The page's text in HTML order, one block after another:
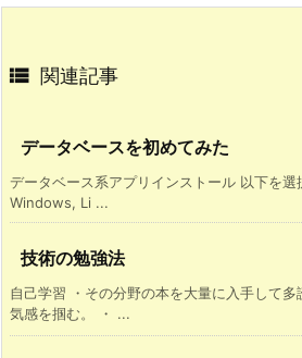
 関連記事
データベースを初めてみた
データベース系アプリインストール 以下を選
Windows, Li ...
技術の勉強法
自己学習 ・その分野の本を大量に入手して
気感を掴む。 ・ ...